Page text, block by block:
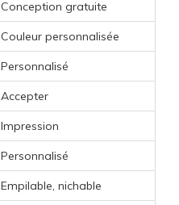
Conception gratuite
Couleur personnalisée
Personnalisé
Accepter
Impression
Personnalisé
Empilable, nichable